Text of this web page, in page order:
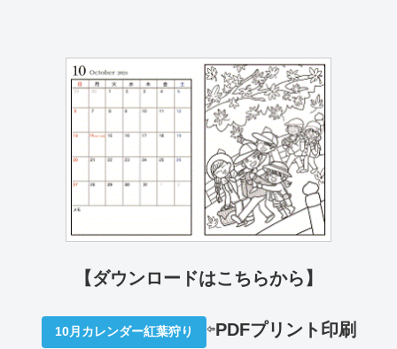
【ダウンロードはこちらから】
10月カレンダー紅葉狩り ⇦PDFプリ ント印刷